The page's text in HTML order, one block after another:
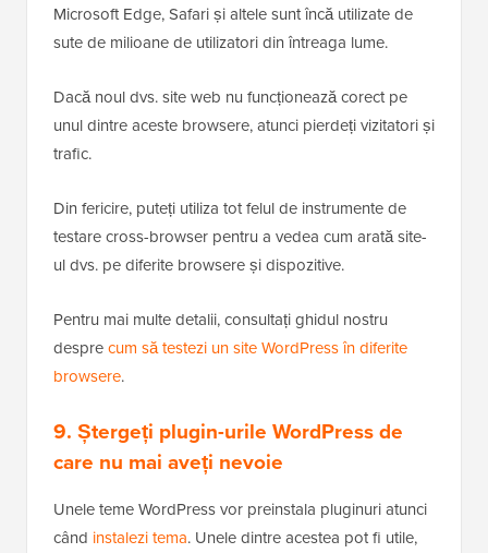
Microsoft Edge, Safari și altele sunt încă utilizate de
sute de milioane de utilizatori din întreaga lume.
Dacă noul dvs. site web nu funcționează corect pe
unul dintre aceste browsere, atunci pierdeți vizitatori și
trafic.
Din fericire, puteți utiliza tot felul de instrumente de
testare cross-browser pentru a vedea cum arată site-
ul dvs. pe diferite browsere și dispozitive.
Pentru mai multe detalii, consultați ghidul nostru
desprecum să testezi un site WordPress în diferite
browsere.
9. Ștergeți plugin-urile WordPress de
care nu mai aveți nevoie
Unele teme WordPress vor preinstala pluginuri atunci
când instalezi tema. Unele dintre acestea pot fi utile,